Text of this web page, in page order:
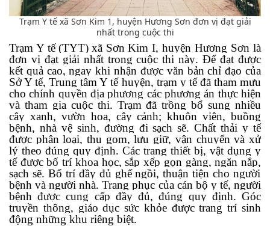
Trạm Y tế xã Sơn Kim 1, huyện Hương Sơn đơn vị đạt giải
nhất trong cuộc thi
Trạm Y tế (TYT) xã Sơn Kim I, huyện Hương Sơn là
đơn vị đạt giải nhất trong cuộc thi này. Để đạt được
kết quả cao, ngay khi nhận được văn bản chỉ đạo của
Sở Y tế, Trung tâm Y tế huyện, trạm y tế đã tham mưu
cho chính quyền địa phương các phương án thực hiện
và tham gia cuộc thi. Trạm đãtrồng bổ sung nhiều
cây xanh, vườn hoa, cây cảnh; khuôn viên, buồng
bệnh, nhà vệ sinh, đường đi sạch sẽ. Chất thải y tế
được phân loại, thu gom, lưu giữ, vận chuyển và xử
lý theo đúng quy định. Các trang thiết bị, vật dụng y
tế được bố trí khoa học, sắp xếp gọn gàng, ngăn nắp,
sạch sẽ. Bố trí đầy đủ ghế ngồi, thuận tiện cho người
bệnh và người nhà. Trang phục của cán bộ y tế, người
bệnh được cung cấp đầy đủ, đúng quy định. Góc
truyền thông, giáo dục sức khỏe được trang trí sinh
động những khu riêng biệt.